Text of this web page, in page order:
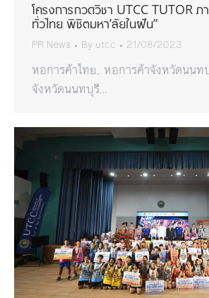
โครงการกวดวิชา UTCC TUTOR ภ
ทั่วไทย พิชิตมหา’ลัยในฝัน”
PR News By utcc 21/08/2023
หอการค้าไทย, หอการค้าจังหวัดนนท
จังหวัดนนทบุรี…